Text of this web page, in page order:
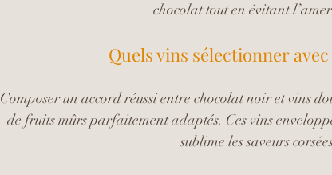
chocolat tout en évitant
Quels vins sélectionner
Composer un accord réussi entre chocolat noir et vins
de fruits mûrs parfaitement adaptés. Ces vins
sublime les saveurs